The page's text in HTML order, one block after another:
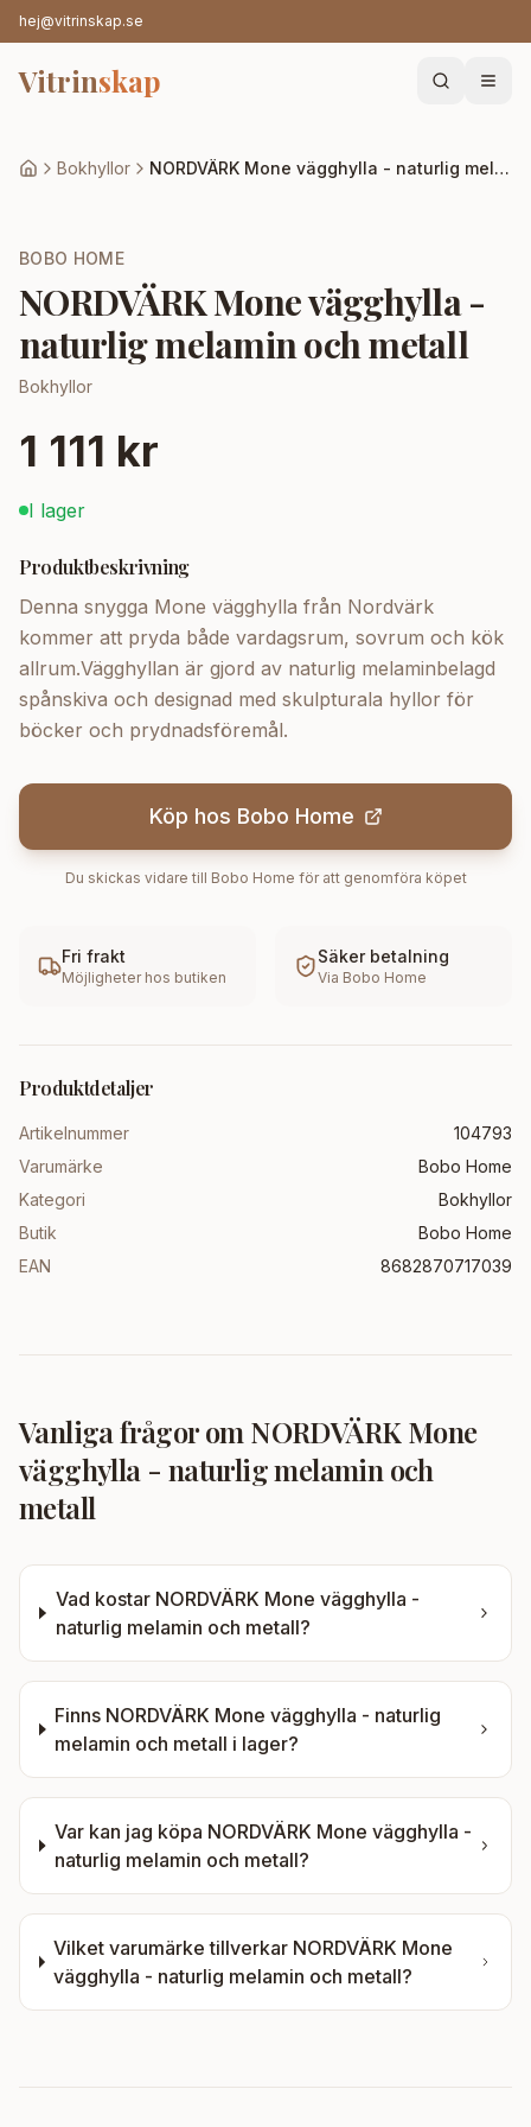
hej@vitrinskap.se
Vitrinskap
Bokhyllor NORDVÄRK Mone vägghylla - naturlig melamin och metall
BOBO HOME
NORDVÄRK Mone vägghylla -
naturlig melamin och metall
Bokhyllor
1 111 kr
I lager
Produktbeskrivning
Denna snygga Mone vägghylla från Nordvärk
kommer att pryda både vardagsrum, sovrum och kök
allrum.Vägghyllan är gjord av naturlig melaminbelagd
spånskiva och designad med skulpturala hyllor för
böcker och prydnadsföremål.
Köp hos Bobo Home
Du skickas vidare till Bobo Home för att genomföra köpet
Fri frakt
Möjligheter hos butiken
Säker betalning
Via Bobo Home
Produktdetaljer
Artikelnummer
104793
Varumärke
Bobo Home
Kategori
Bokhyllor
Butik
Bobo Home
EAN
8682870717039
Vanliga frågor om NORDVÄRK Mone
vägghylla - naturlig melamin och
metall
Vad kostar NORDVÄRK Mone vägghylla -
naturlig melamin och metall?
Finns NORDVÄRK Mone vägghylla - naturlig
melamin och metall i lager?
Var kan jag köpa NORDVÄRK Mone vägghylla -
naturlig melamin och metall?
Vilket varumärke tillverkar NORDVÄRK Mone
vägghylla - naturlig melamin och metall?